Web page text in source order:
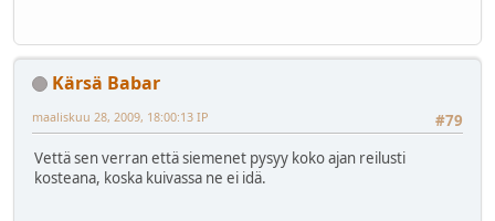
Kärsä Babar
#79
maaliskuu 28, 2009, 18:00:13 IP
Vettä sen verran että siemenet pysyy koko ajan reilusti
kosteana, koska kuivassa ne ei idä.